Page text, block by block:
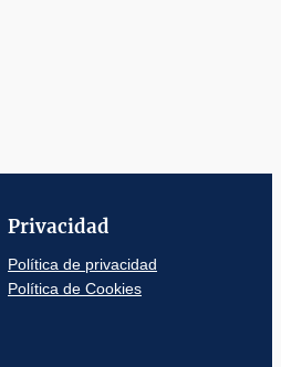
Privacidad
Política de privacidad
Política de Cookies